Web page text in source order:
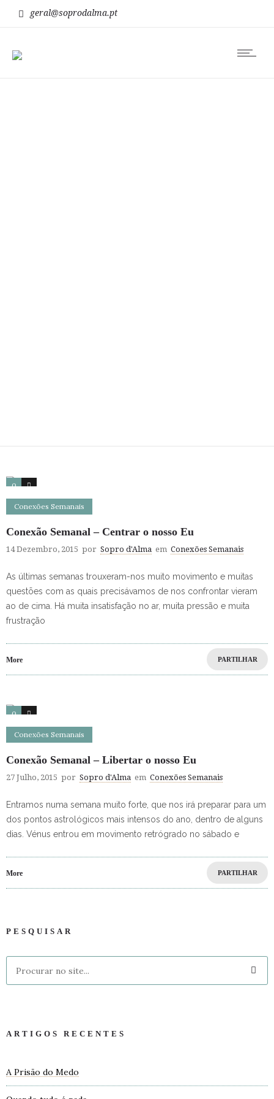
geral@soprodalma.pt
0 0
Conexões Semanais
Conexão Semanal – Centrar o nosso Eu
14 Dezembro, 2015 por Sopro d'Alma em Conexões Semanais
As últimas semanas trouxeram-nos muito movimento e muitas
questões com as quais precisávamos de nos confrontar vieram
ao de cima. Há muita insatisfação no ar, muita pressão e muita
frustração
More PARTILHAR
0 0
Conexões Semanais
Conexão Semanal – Libertar o nosso Eu
27 Julho, 2015 por Sopro d'Alma em Conexões Semanais
Entramos numa semana muito forte, que nos irá preparar para um
dos pontos astrológicos mais intensos do ano, dentro de alguns
dias. Vénus entrou em movimento retrógrado no sábado e
More PARTILHAR
PESQUISAR
ARTIGOS RECENTES
A Prisão do Medo